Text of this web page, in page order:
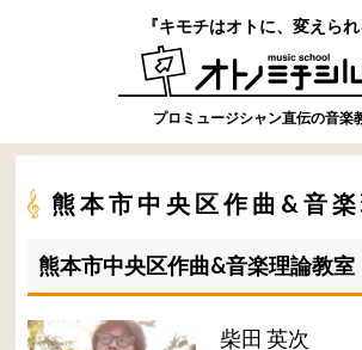
『キモチはオトに、変えられ
プロミュージシャン直伝の音楽
熊本市中央区作曲&音
熊本市中央区作曲&音楽理論教
柴田 英次